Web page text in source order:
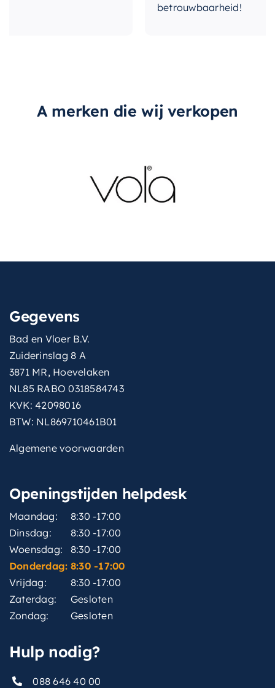
betrouwbaarheid!
A merken die wij verkopen
Gegevens
Bad en Vloer B.V.
Zuiderinslag 8 A
3871 MR, Hoevelaken
NL85 RABO 0318584743
KVK: 42098016
BTW: NL869710461B01
Algemene voorwaarden
Openingstijden helpdesk
Maandag:
8:30 -17:00
Dinsdag:
8:30 -17:00
Woensdag:
8:30 -17:00
Donderdag: 8:30 -17:00
Vrijdag:
8:30 -17:00
Zaterdag:
Gesloten
Zondag:
Gesloten
Hulp nodig?
088 646 40 00